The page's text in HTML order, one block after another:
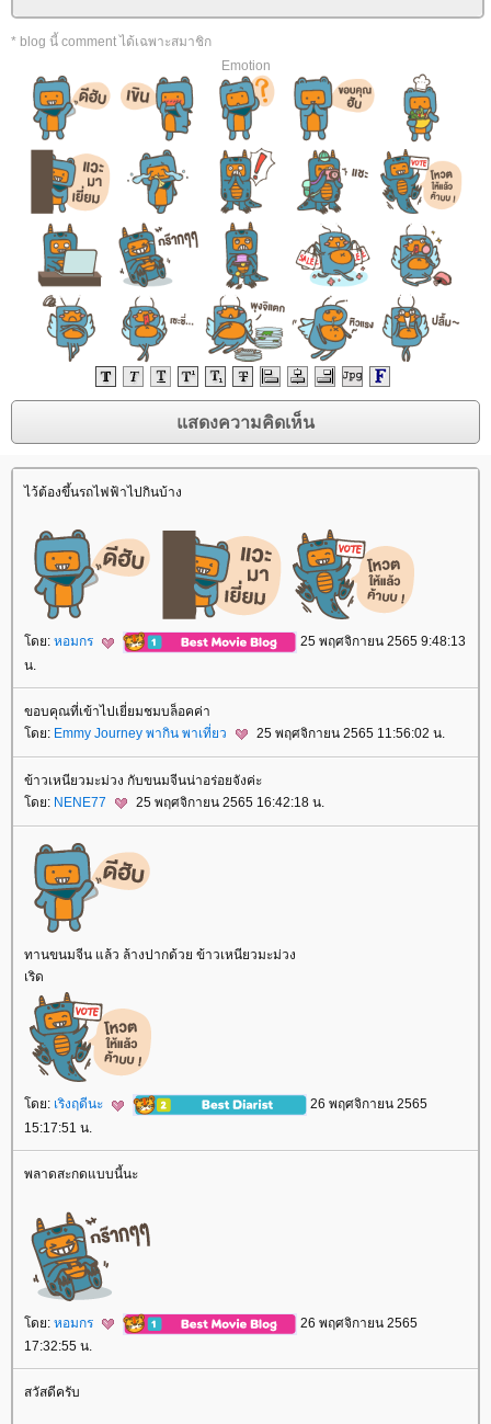
* blog นี้ comment ได้เฉพาะสมาชิก
Emotion
ไว้ต้องขึ้นรถไฟฟ้าไปกินบ้าง
ดย: หอมกร
25 พฤศจิกายน 2565 9:48:13
น.
ขอบคุณที่เข้าไปเยี่ยมชมบล็อคค่า
ดย: Emmy Journey พากิน พาเที่ยว 25 พฤศจิกายน 2565 11:56:02 น.
ข้าวเหนียวมะม่วง กับขนมจีนน่าอร่อยจังค่ะ
ดย: NENE77 25 พฤศจิกายน 2565 16:42:18 น.
ทานขนมจีน แล้ว ล้างปากด้วย ข้าวเหนียวมะม่วง
เริด
ดย: เริงฤดีนะ
26 พฤศจิกายน 2565
15:17:51 น.
พลาดสะกดแบบนี้นะ
ดย: หอมกร
26 พฤศจิกายน 2565
17:32:55 น.
สวัสดีครับ